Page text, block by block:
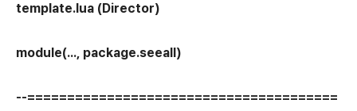
template.lua (Director)
module(..., package.seeall)
--=======================================